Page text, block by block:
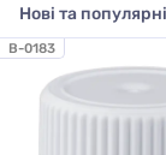
B-0183